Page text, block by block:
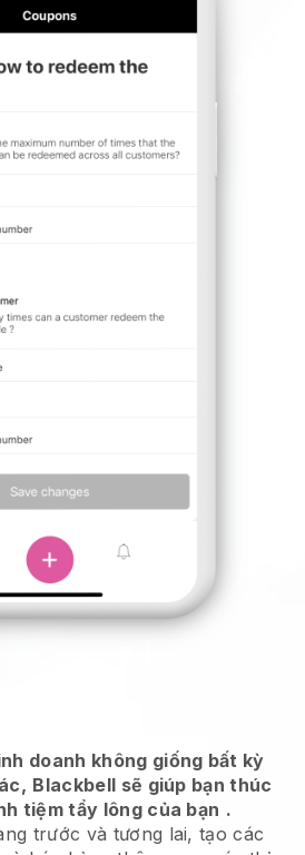
doanh không giống bất kỳ
Blackbell sẽ giúp bạn thúc
tiệm tẩy lông của bạn .
trước và tương lai, tạo các